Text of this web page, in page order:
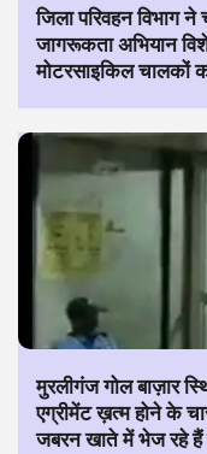
जिला परिवहन विभाग
जागरूकता अभियान
मोटरसाइकिल चालकों
मुरलीगंज गोल बाज़ार
एग्रीमेंट ख़त्म होने के
जबरन खाते में भेज रहे हैं